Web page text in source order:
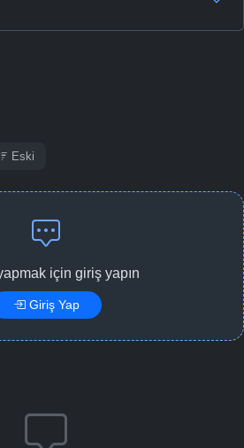
Eski
için giriş yapın
Giriş Yap